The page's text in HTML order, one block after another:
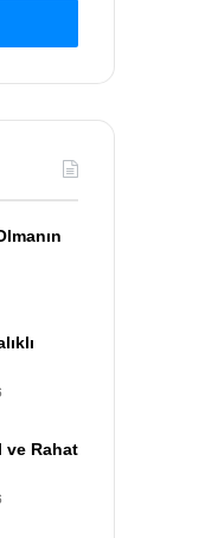
ve Rahat